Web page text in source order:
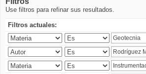
Use filtros para refinar sus resultados.
Filtros actuales: